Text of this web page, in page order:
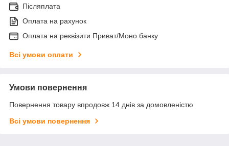
Післяплата
Оплата на рахунок
Оплата на реквізити Приват/Моно банку
Всі умови оплати
Умови повернення
Повернення товару впродовж 14 днів за домовленістю
Всі умови повернення